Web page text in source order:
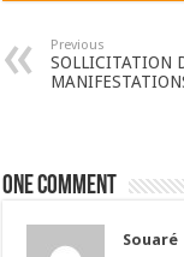
Previous
SOLLICITATION
One comment
Souaré